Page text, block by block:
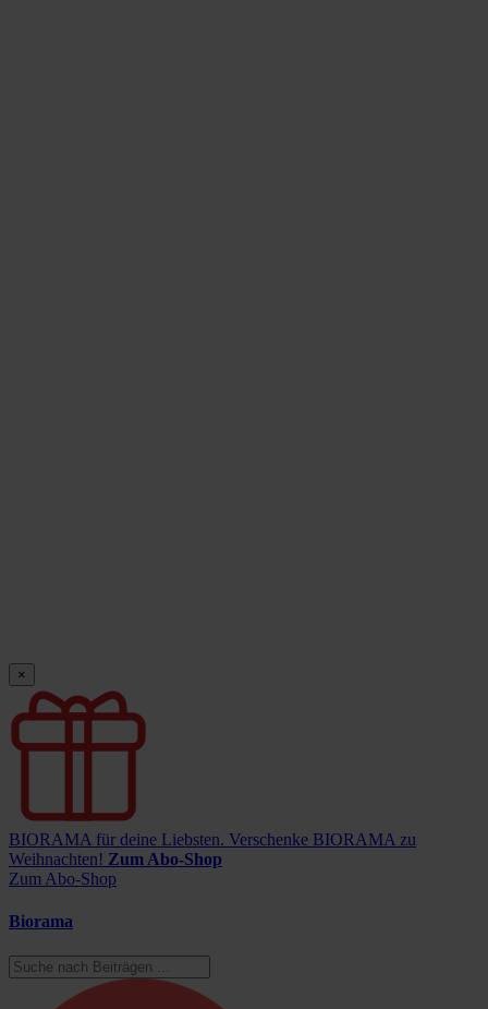
×
BIORAMA für deine Liebsten. Verschenke BIORAMA zu
Weihnachten! Zum Abo-Shop
Zum Abo-Shop
Biorama